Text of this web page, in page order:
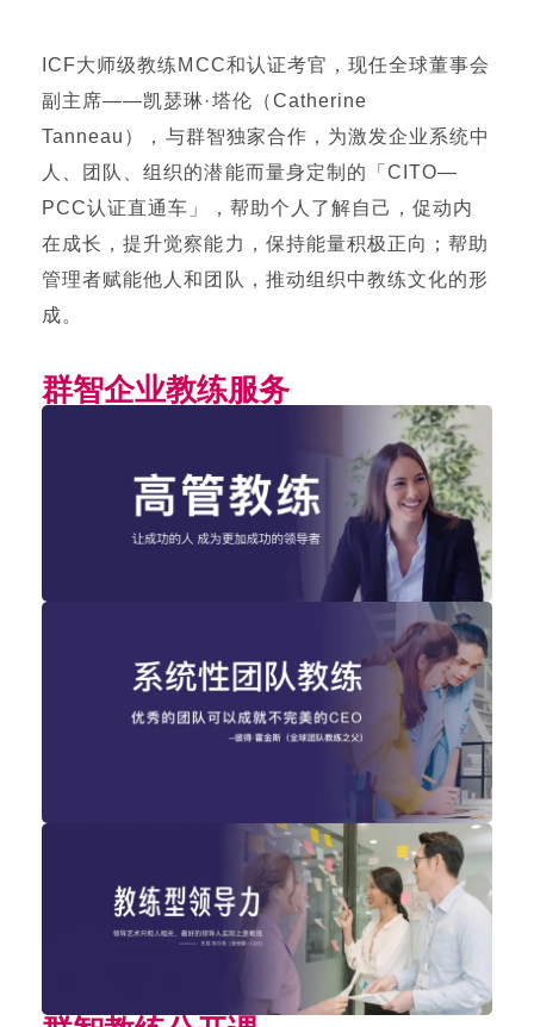
ICF大师级教练MCC和认证考官，现任全球董事会
副主席——凯瑟琳·塔伦（Catherine
Tanneau），与群智独家合作，为激发企业系统中
人、团队、组织的潜能而量身定制的「CITO—
PCC认证直通车」，帮助个人了解自己，促动内
在成长，提升觉察能力，保持能量积极正向；帮助
管理者赋能他人和团队，推动组织中教练文化的形
成。
群智企业教练服务